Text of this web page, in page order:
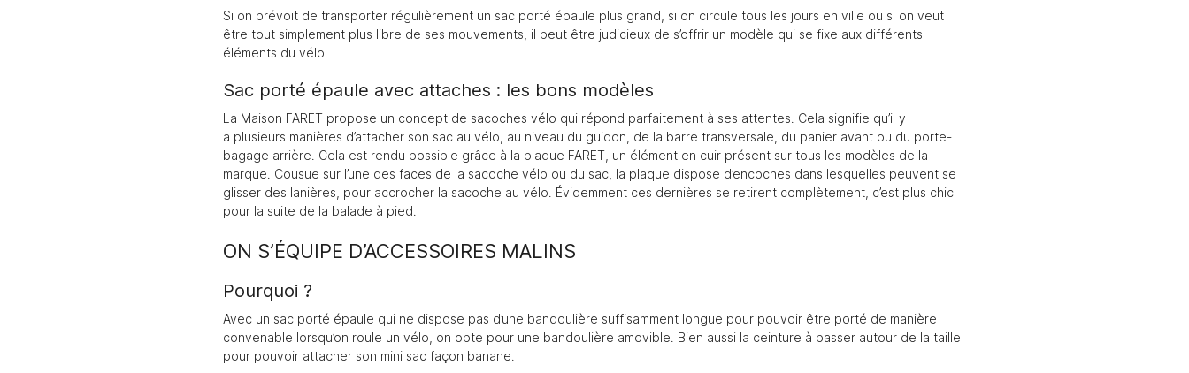
Si on prévoit de transporter régulièrement un sac porté épaule plus grand, si on circule tous les jours en ville ou si on veut
être tout simplement plus libre de ses mouvements, il peut être judicieux de s’offrir un modèle qui se fixe aux différents
éléments du vélo.
Sac porté épaule avec attaches : les bons modèles
La Maison FARET propose un concept de sacoches vélo qui répond parfaitement à ses attentes . Cela signifie qu’il y
a plusieurs manières d’attacher son sac au vélo, au niveau du guidon, de la barre transversale, du panier avant ou du porte-
bagage arrière. Cela est rendu possible grâce à la plaque FARET, un élément en cuir présent sur tous les modèles de la
marque. Cousue sur l’une des faces de la sacoche vélo ou du sac, la plaque dispose d’encoches dans lesquelles peuvent se
glisser des lanières, pour accrocher la sacoche au vélo. Évidemment ces dernières se retirent complètement, c’est plus chic
pour la suite de la balade à pied.
ON S’ÉQUIPE D’ACCESSOIRES MALINS
Pourquoi ?
Avec un sac porté épaule qui ne dispose pas d’une bandoulière suffisamment longue pour pouvoir être porté de manière
convenable lorsqu’on roule un vélo, on opte pour une bandoulière amovible. Bien aussi la ceinture à passer autour de la taille
pour pouvoir attacher son mini sac façon banane.